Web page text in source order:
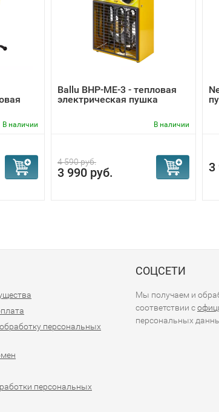
В наличии
Ballu BHP-ME-3 - тепловая
электрическая пушка
В наличии
4 590 руб.
3 990 руб. 3
персональных
персональных
СОЦСЕТИ
Мы получаем и
соответствии с
персональных